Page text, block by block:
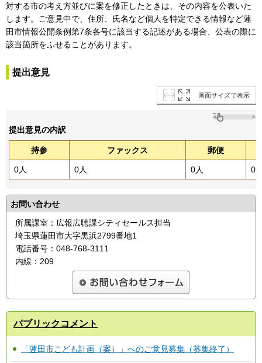
対する市の考え方並びに案を修正したときは、その内容を公表いた
します。ご意見中で、住所、氏名など個人を特定できる情報など蓮
田市情報公開条例第7条各号に該当する記述がある場合、公表の際に
該当箇所をふせることがあります。
提出意見
画面サイズで表示
提出意見の内訳
持参 ファックス 郵便
0人 0人 0人 0
お問い合わせ
所属課室：広報広聴課シティセールス担当
埼玉県蓮田市大字黒浜2799番地1
電話番号：048-768-3111
内線：209
パブリックコメント
「蓮田市こども計画（案）」へのご意見募集（募集終了）